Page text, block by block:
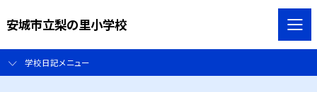
安城市立梨の里小学校
学校日記メニュー